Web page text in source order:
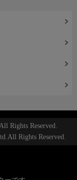
Rights Reserved.
Rights Reserved.